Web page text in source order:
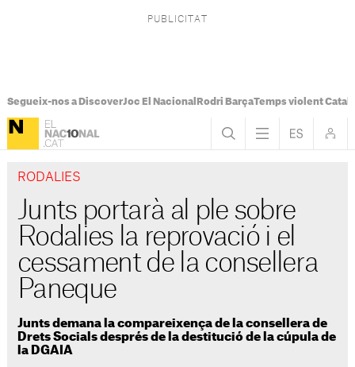
Segueix-nos a DiscoverJoc El Nacional Rodri BarçaTemps violent
RODALIES
Junts portarà al ple sobre
Rodalies la reprovació i el
cessament de la consellera
Paneque
Junts demana la compareixença de la consellera de
Drets Socials després de la destitució de la cúpula de
la DGAIA